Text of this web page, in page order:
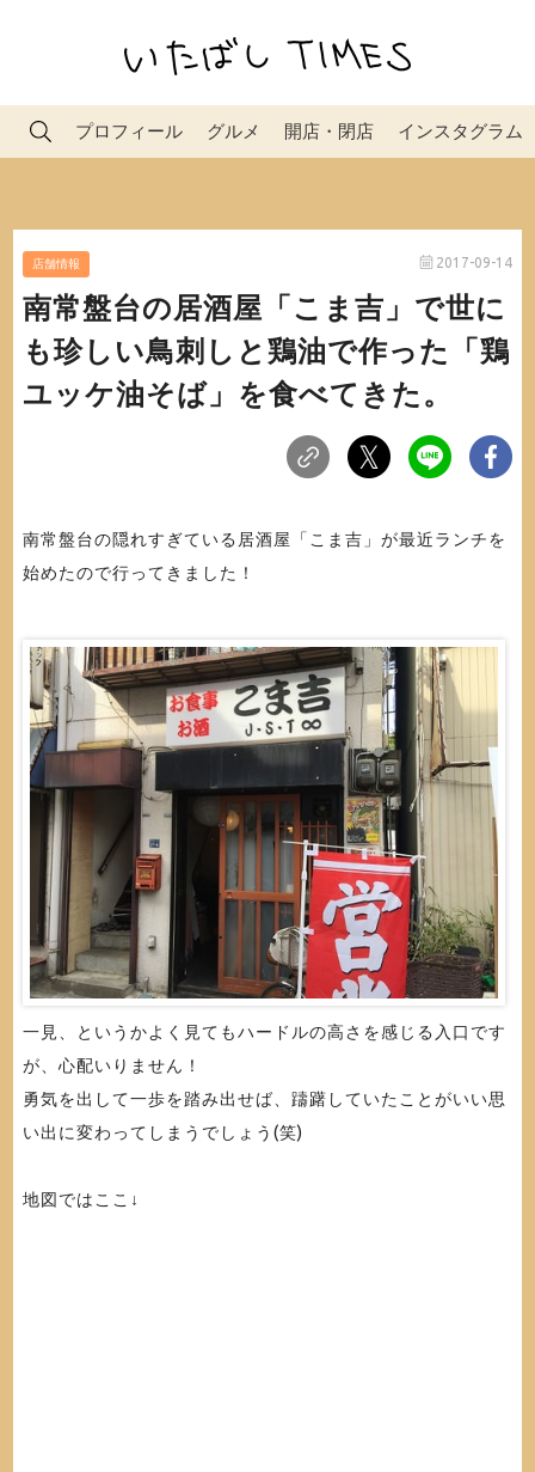
プロフィール グルメ 開店・閉店 インスタグラム
店舗情報 2017-09-14
南常盤台の居酒屋「こま吉」で世に
も珍しい鳥刺しと鶏油で作った「鶏
ユッケ油そば」を食べてきた。
南常盤台の隠れすぎている居酒屋「こま吉」が最近ランチを
始めたので行ってきました！
一見、というかよく見てもハードルの高さを感じる入口です
が、心配いりません！
勇気を出して一歩を踏み出せば、躊躇していたことがいい思
い出に変わってしまうでしょう(笑)
地図ではここ↓